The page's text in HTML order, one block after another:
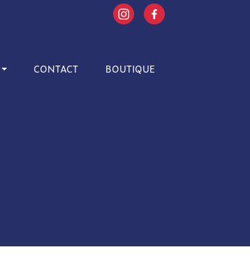
CONTACT BOUTIQUE